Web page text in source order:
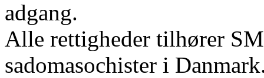
adgang.
Alle rettigheder tilhører
sadomasochister i